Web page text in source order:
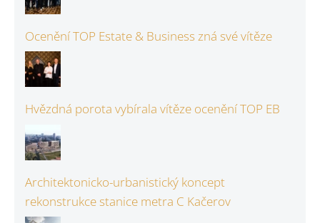
Ocenění TOP Estate & Business zná své vítěze
Hvězdná porota vybírala vítěze ocenění TOP EB
Architektonicko-urbanistický koncept
rekonstrukce stanice metra C Kačerov